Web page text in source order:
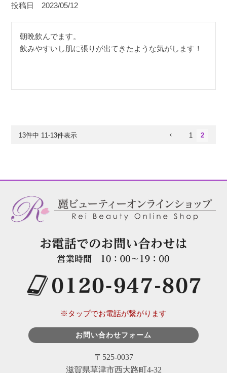
投稿日 2023/05/12
朝晩飲んでます。
飲みやすいし肌に張りが出てきたような気がします！
13件中 11-13件表示 1 2
※タップでお電話が繋がります
お問い合わせフォーム
〒525-0037
滋賀県草津市西大路町4-32